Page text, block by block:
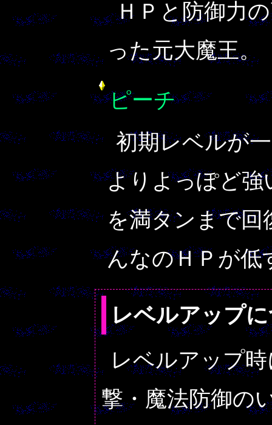
ＨＰと防御力
った元大魔王。
ピーチ
初期レベルが
よりよっぽど強
を満タンまで
んなのＨＰが低
レベルアップ
レベルアップ
撃・魔法防御の